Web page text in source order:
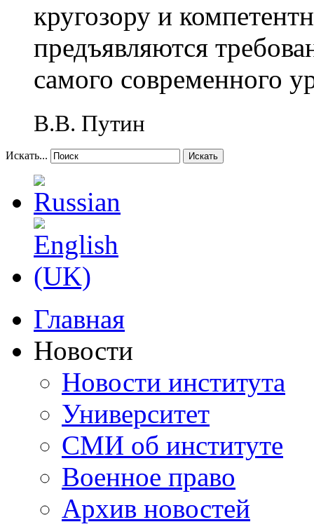
кругозору и
предъявляются
самого современного
В.В. Путин
Искать... Искать
Главная
Новости
Новости института
Университет
СМИ об институте
Военное право
Архив новостей